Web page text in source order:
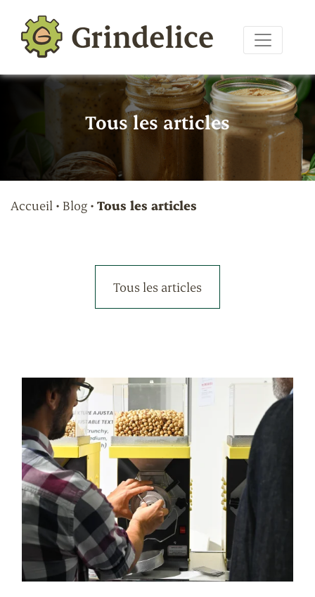
Tous les articles
Accueil • Blog • Tous les articles
Tous les articles